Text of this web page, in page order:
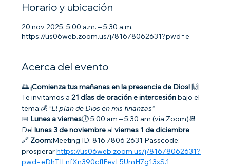
Horario y ubicación
20 nov 2025, 5:00 a.m. – 5:30 a.m.
https://us06web.zoom.us/j/81678062631?pwd=e
Acerca del evento
🌅 ¡Comienza tus mañanas en la presencia de Dios! 🙌
Te invitamos a 21 días de oración e intercesión bajo el
tema:💰 “El plan de Dios en mis finanzas”
📅 Lunes a viernes🕔 5:00 am – 5:30 am (vía Zoom)📆
Del lunes 3 de noviembre al viernes 1 de diciembre
🔗 Zoom:Meeting ID: 816 7806 2631 Passcode:
prosperar https://us06web.zoom.us/j/81678062631?
pwd=eDhTILnfXn390cflFevL5UmH7g13xS.1